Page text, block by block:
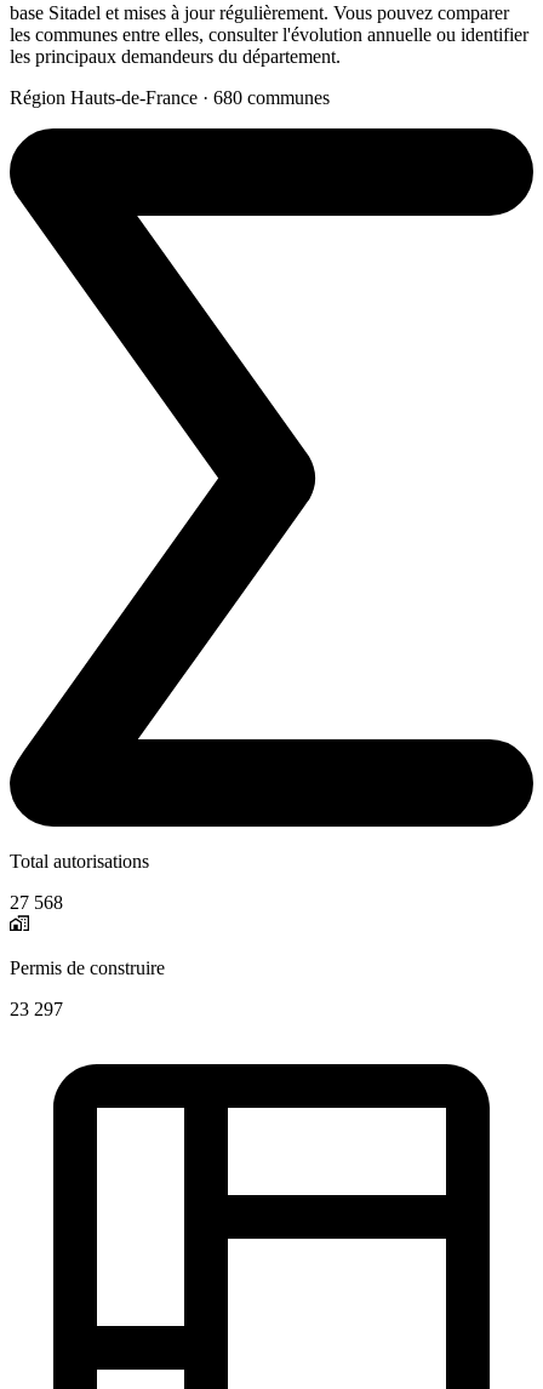
base Sitadel et mises à jour régulièrement. Vous pouvez comparer
les communes entre elles, consulter l'évolution annuelle ou identifier
les principaux demandeurs du département.
Région Hauts-de-France · 680 communes
Total autorisations
27 568
Permis de construire
23 297